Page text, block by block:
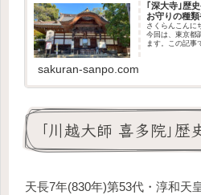
｢深大寺｣歴
お守りの種類
さくらんこんに
今回は、東京都
ます。この記事
sakuran-sanpo.com
｢川越大師 喜多院｣歴
天長7年(830年)第53代・淳和天